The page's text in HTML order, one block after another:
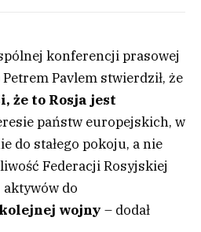
konferencji prasowej
Pavlem stwierdził, że
że to Rosja jest
państw europejskich, w
do stałego pokoju, a nie
Federacji Rosyjskiej
do
wojny – dodał